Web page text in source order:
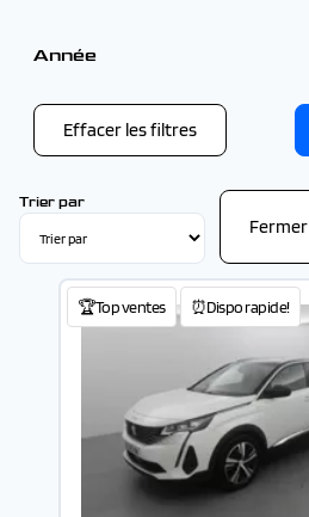
Gris (9)
Blanc (6)
Noir (4)
Rouge (2)
Vert (1)
Année
Effacer les filtres
Trier par
Fermer
🏆Top ventes ⏰Dispo rapide!